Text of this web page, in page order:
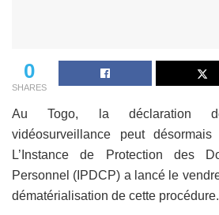
0
SHARES
Au Togo, la déclaration
vidéosurveillance peut
L’Instance de Protection des
Personnel (IPDCP) a lancé le
dématérialisation de cette procédure.